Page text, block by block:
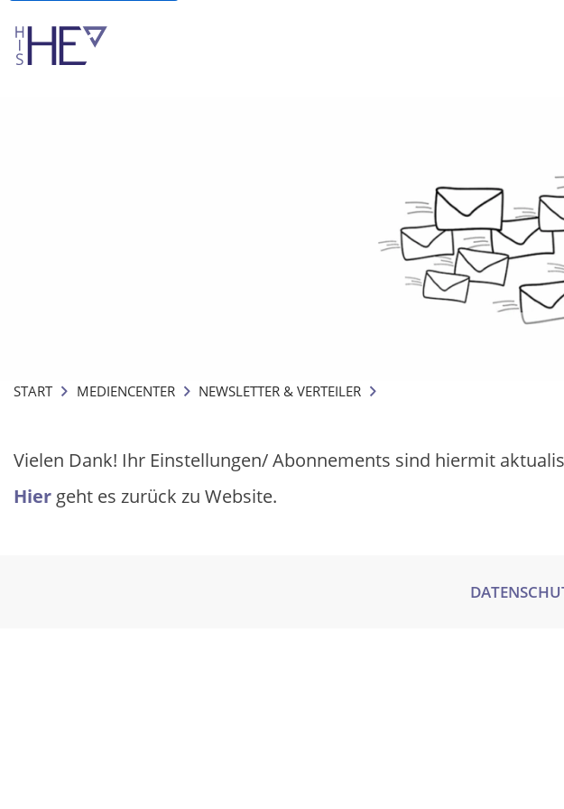
START MEDIENCENTER NEWSLETTER & VERTEILER
Vielen Dank! Ihr Einstellungen/ Abonnements sind hiermit
Hier geht es zurück zu Website.